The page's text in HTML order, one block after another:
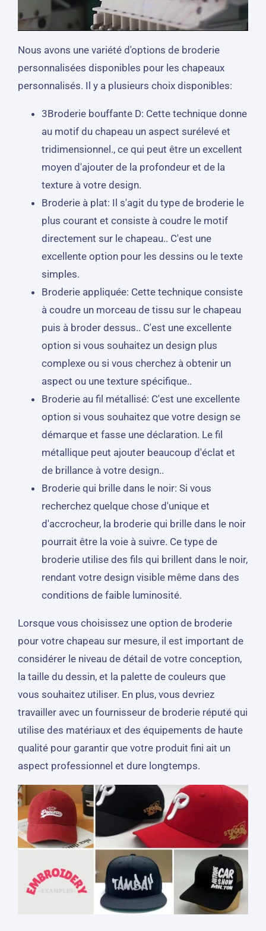
Nous avons une variété d'options de broderie
personnalisées disponibles pour les chapeaux
personnalisés. Il y a plusieurs choix disponibles:
3Broderie bouffante D: Cette technique donne
au motif du chapeau un aspect surélevé et
tridimensionnel., ce qui peut être un excellent
moyen d'ajouter de la profondeur et de la
texture à votre design.
Broderie à plat: Il s'agit du type de broderie le
plus courant et consiste à coudre le motif
directement sur le chapeau.. C'est une
excellente option pour les dessins ou le texte
simples.
Broderie appliquée: Cette technique consiste
à coudre un morceau de tissu sur le chapeau
puis à broder dessus.. C'est une excellente
option si vous souhaitez un design plus
complexe ou si vous cherchez à obtenir un
aspect ou une texture spécifique..
Broderie au fil métallisé: C'est une excellente
option si vous souhaitez que votre design se
démarque et fasse une déclaration. Le fil
métallique peut ajouter beaucoup d'éclat et
de brillance à votre design..
Broderie qui brille dans le noir: Si vous
recherchez quelque chose d'unique et
d'accrocheur, la broderie qui brille dans le noir
pourrait être la voie à suivre. Ce type de
broderie utilise des fils qui brillent dans le noir,
rendant votre design visible même dans des
conditions de faible luminosité.
Lorsque vous choisissez une option de broderie
pour votre chapeau sur mesure, il est important de
considérer le niveau de détail de votre conception,
la taille du dessin, et la palette de couleurs que
vous souhaitez utiliser. En plus, vous devriez
travailler avec un fournisseur de broderie réputé qui
utilise des matériaux et des équipements de haute
qualité pour garantir que votre produit fini ait un
aspect professionnel et dure longtemps.